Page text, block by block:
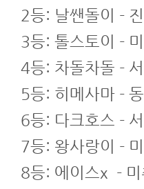
2등: 날쌘돌이 -
3등: 톨스토이 -
4등: 차돌차돌 -
5등: 히메사마 -
6등: 다크호스 -
7등: 왕사랑이 -
8등: 에이스x -